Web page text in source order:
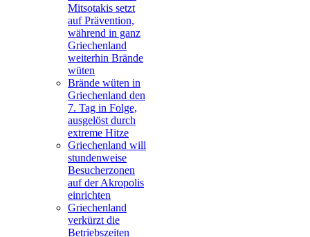
Mitsotakis setzt
auf Prävention,
während in ganz
Griechenland
weiterhin Brände
wüten
Brände wüten in
Griechenland den
7. Tag in Folge,
ausgelöst durch
extreme Hitze
Griechenland will
stundenweise
Besucherzonen
auf der Akropolis
einrichten
Griechenland
verkürzt die
Betriebszeiten